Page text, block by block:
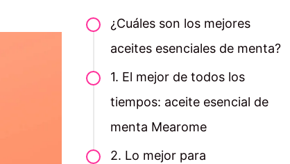
¿Cuáles son los mejores
aceites esenciales de menta?
1. El mejor de todos los
tiempos: aceite esencial de
menta Mearome
2. Lo mejor para